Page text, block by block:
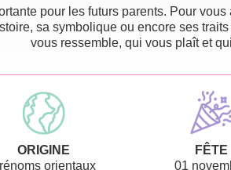
pour les futurs parents. Pour
sa symbolique ou encore ses
vous ressemble, qui vous plaît et
ORIGINE
orientaux
FÊTE
01